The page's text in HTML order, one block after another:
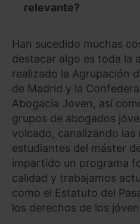
relevante?
Han sucedido muchas
destacar algo es toda la
realizado la Agrupación
de Madrid y la
Abogacía Joven, así
grupos de abogados
volcado, canalizando las
estudiantes del máster
impartido un programa
calidad y trabajamos
como el Estatuto del
los derechos de los